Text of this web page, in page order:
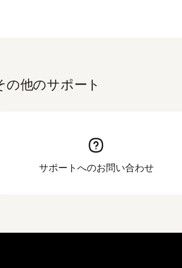
の他のサポート
サポートへのお問い合わせ